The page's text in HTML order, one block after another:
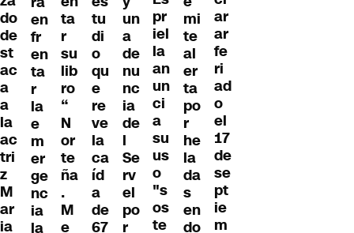
do
de
st
ac
a
a
la
ac
tri
z
M
ar
ia
en
fr
en
ta
r
la
e
m
er
ge
nc
ia
la
ta
r
su
lib
ro
“
N
or
te
ña
.
M
e
tu
di
o
qu
e
re
ve
la
ca
íd
a
de
67
un
a
de
nu
nc
ia
de
l
Se
rv
el
po
r
pr
iel
la
an
un
ci
a
su
us
o
"s
os
te
mi
te
al
er
ta
po
r
he
la
da
s
en
do
ar
ar
fe
ri
ad
o
el
17
de
se
pt
ie
m